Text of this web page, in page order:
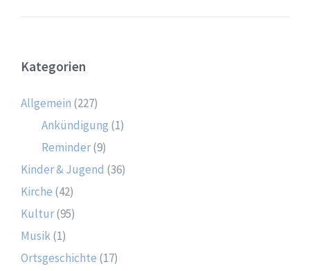
Kategorien
Allgemein (227)
Ankündigung (1)
Reminder(9)
Kinder & Jugend (36)
Kirche (42)
Kultur(95)
Musik(1)
Ortsgeschichte (17)